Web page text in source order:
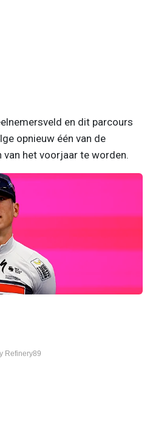
en dit parcours
opnieuw één van de
het voorjaar te worden.
Refinery89